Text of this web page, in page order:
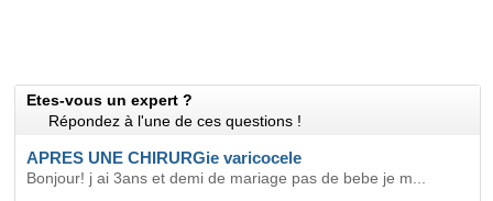
Etes-vous un expert ?
Répondez à l'une de ces questions !
APRES UNE CHIRURGie varicocele
Bonjour! j ai 3ans et demi de mariage pas de bebe je m...